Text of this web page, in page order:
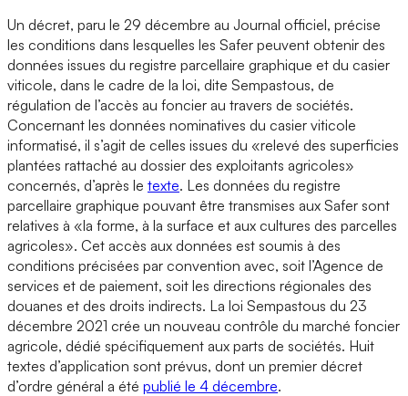
Un décret, paru le 29 décembre au Journal officiel, précise
les conditions dans lesquelles les Safer peuvent obtenir des
données issues du registre parcellaire graphique et du casier
viticole, dans le cadre de la loi, dite Sempastous, de
régulation de l’accès au foncier au travers de sociétés.
Concernant les données nominatives du casier viticole
informatisé, il s’agit de celles issues du «relevé des superficies
plantées rattaché au dossier des exploitants agricoles»
concernés, d’après le texte. Les données du registre
parcellaire graphique pouvant être transmises aux Safer sont
relatives à «la forme, à la surface et aux cultures des parcelles
agricoles». Cet accès aux données est soumis à des
conditions précisées par convention avec, soit l’Agence de
services et de paiement, soit les directions régionales des
douanes et des droits indirects. La loi Sempastous du 23
décembre 2021 crée un nouveau contrôle du marché foncier
agricole, dédié spécifiquement aux parts de sociétés. Huit
textes d’application sont prévus, dont un premier décret
d’ordre général a été publié le 4 décembre.